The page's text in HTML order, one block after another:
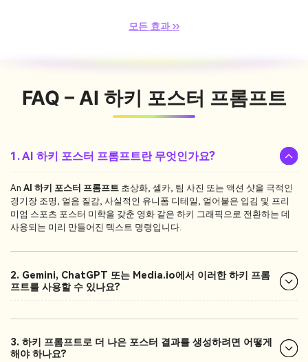
모든 효과 ››
FAQ – AI 하키 포스터 프롬프트
1. AI 하키 포스터 프롬프트란 무엇인가요?
An AI 하키 포스터 프롬프트 초상화, 셀카, 팀 사진 또는 액션 샷을 극적인
경기장 조명, 얼음 질감, 사실적인 유니폼 디테일, 얼어붙은 입김 및 프리
미엄 스포츠 포스터 미학을 갖춘 영화 같은 하키 그래픽으로 전환하는 데
사용되는 미리 만들어진 텍스트 명령입니다.
2. Gemini, ChatGPT 또는 Media.io에서 이러한 하키 프롬
프트를 사용할 수 있나요?
3. 하키 프롬프트로 더 나은 포스터 결과를 생성하려면 어떻게
해야 하나요?